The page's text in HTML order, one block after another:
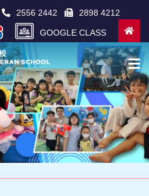
2556 2442 2898 4212
GOOGLE CLASS